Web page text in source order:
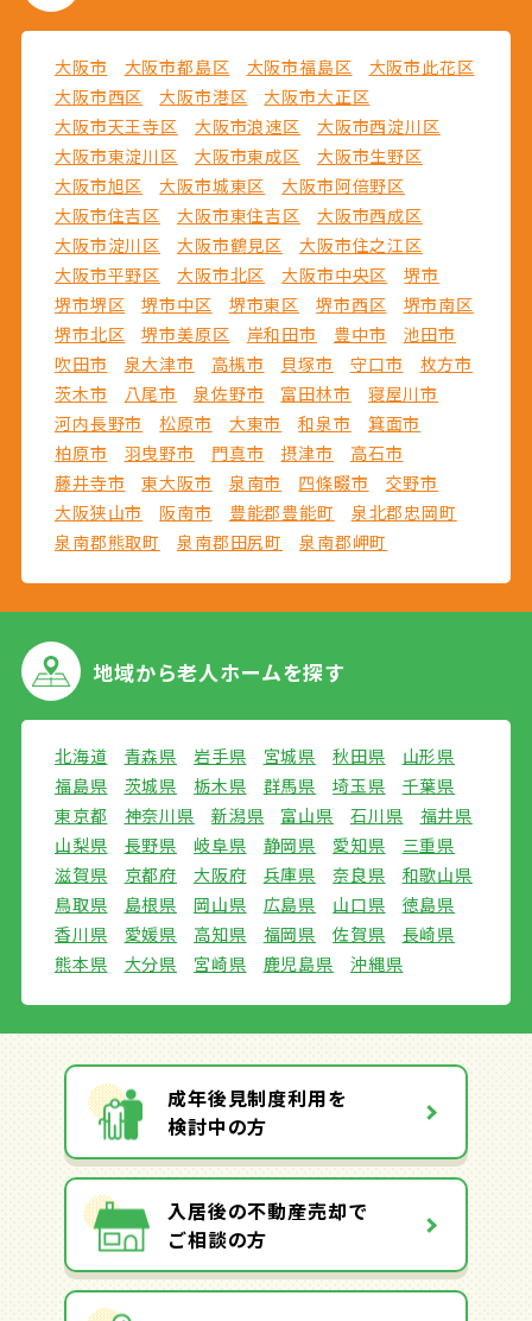
大阪市 大阪市都島区 大阪市福島区
大阪市此花区
大阪市西区
大阪市港区
大阪市大正区
大阪市天王寺区
大阪市浪速区
大阪市西淀川区
大阪市東淀川区
大阪市東成区
大阪市生野区
大阪市旭区
大阪市城東区
大阪市阿倍野区
大阪市住吉区
大阪市東住吉区
大阪市西成区
大阪市淀川区
大阪市鶴見区
大阪市住之江区
大阪市平野区
大阪市北区 大阪市中央区
堺市
堺市堺区
堺市中区 堺市東区 堺市西区
堺市南区
堺市北区
堺市美原区 岸和田市 豊中市
池田市
吹田市
泉大津市 高槻市 貝塚市 守口市
枚方市
茨木市
八尾市 泉佐野市 富田林市
寝屋川市
河内長野市
松原市 大東市 和泉市
箕面市
柏原市
羽曳野市 門真市 摂津市
高石市
藤井寺市
東大阪市 泉南市 四條畷市
交野市
大阪狭山市
阪南市 豊能郡豊能町
泉北郡忠岡町
泉南郡熊取町
泉南郡田尻町 泉南郡岬町
地域から老人ホームを探す
北海道 青森県 岩手県 宮城県 秋田県
山形県
福島県
茨城県 栃木県 群馬県 埼玉県
千葉県
東京都
神奈川県 新潟県 富山県 石川県
福井県
山梨県
長野県 岐阜県 静岡県 愛知県
三重県
滋賀県
京都府 大阪府 兵庫県 奈良県
和歌山県
鳥取県
島根県 岡山県 広島県 山口県
徳島県
香川県
愛媛県 高知県 福岡県 佐賀県
長崎県
熊本県
大分県 宮崎県 鹿児島県 沖縄県
成年後見制度利用を
検討中の方
入居後の不動産売却で
ご相談の方